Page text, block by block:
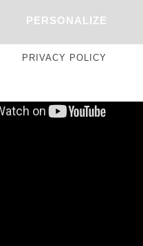
PERSONALIZE
PRIVACY POLICY